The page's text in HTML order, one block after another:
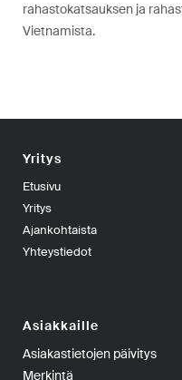
rahastokatsauksen ja
Vietnamista.
Yritys
Etusivu
Yritys
Ajankohtaista
Yhteystiedot
Asiakkaille
Asiakastietojen päivitys
Merkintä